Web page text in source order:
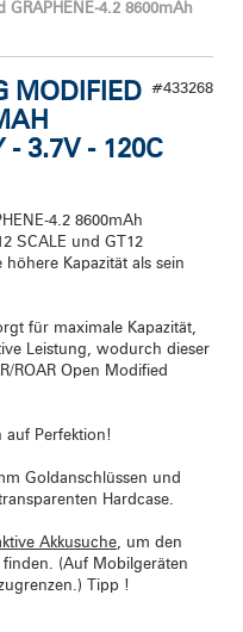
GRAPHENE-4.2 8600mAh
MODIFIED
- 3.7V - 120C
4.2 8600mAh
SCALE und GT12
Kapazität als sein
für maximale Kapazität,
Leistung, wodurch dieser
ROAR Open Modified
auf Perfektion!
Goldanschlüssen und
Hardcase.
Akkusuche, um den
(Auf Mobilgeräten
Tipp !
#433268